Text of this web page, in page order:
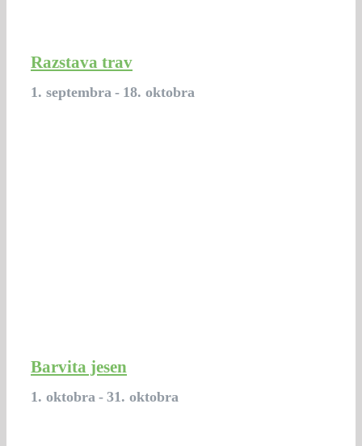
Razstava trav
1. septembra - 18. oktobra
Barvita jesen
1. oktobra - 31. oktobra